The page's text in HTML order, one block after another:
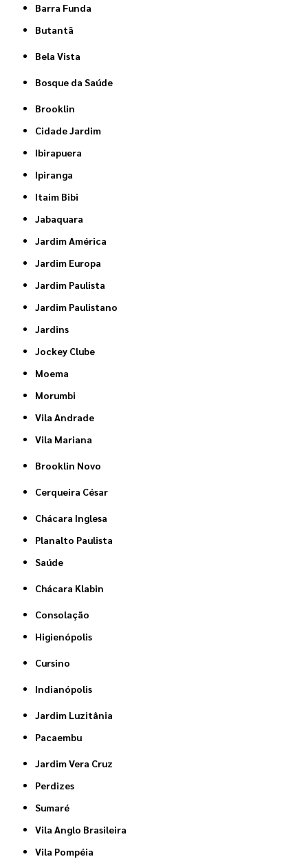
Barra Funda
Butantã
Bela Vista
Bosque da Saúde
Brooklin
Cidade Jardim
Ibirapuera
Ipiranga
Itaim Bibi
Jabaquara
Jardim América
Jardim Europa
Jardim Paulista
Jardim Paulistano
Jardins
Jockey Clube
Moema
Morumbi
Vila Andrade
Vila Mariana
Brooklin Novo
Cerqueira César
Chácara Inglesa
Planalto Paulista
Saúde
Chácara Klabin
Consolação
Higienópolis
Cursino
Indianópolis
Jardim Luzitânia
Pacaembu
Jardim Vera Cruz
Perdizes
Sumaré
Vila Anglo Brasileira
Vila Pompéia